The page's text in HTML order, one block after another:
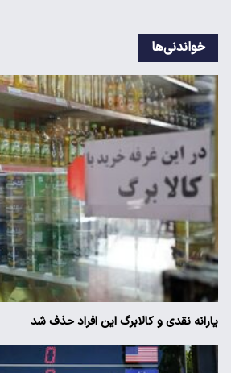
خواندنی‌ها
یارانه نقدی و کالابرگ این افراد حذف شد